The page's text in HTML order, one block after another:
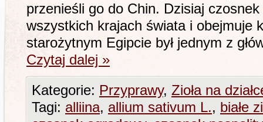
przenieśli go do Chin. Dzisiaj
wszystkich krajach świata i obejmuje
starożytnym Egipcie był jednym z
Czytaj dalej »
Kategorie: Przyprawy, Zioła na
Tagi: alliina, allium sativum L., białe